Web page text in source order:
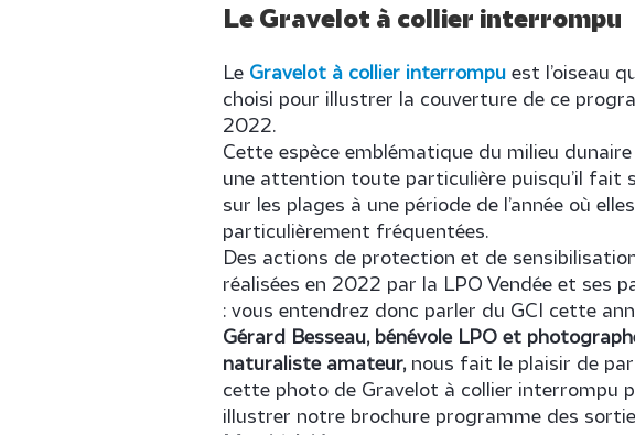
Le Gravelot à collier interrompu
Le Gravelot à collier interrompu est l’oiseau
choisi pour illustrer la couverture de ce
2022.
Cette espèce emblématique du milieu
une attention toute particulière puisqu’il fait
sur les plages à une période de l’année où
particulièrement fréquentées.
Des actions de protection et de
réalisées en 2022 par la LPO Vendée et ses
: vous entendrez donc parler du GCI cette
Gérard Besseau, bénévole LPO et
naturaliste amateur, nous fait le plaisir de
cette photo de Gravelot à collier interrompu
illustrer notre brochure programme des